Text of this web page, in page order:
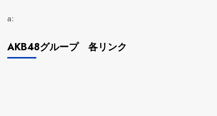
a:
AKB48グループ 各リンク